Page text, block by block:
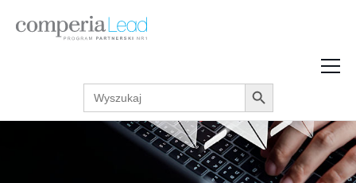
Strefa Wiedzy
Podcasty
Zarabiaj w internecie
Akcje promocyjne
Search
for:
Search Button